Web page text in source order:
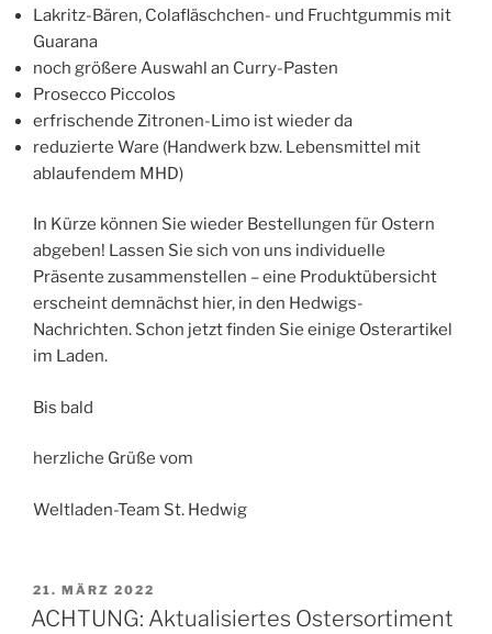
Lakritz-Bären, Colafläschchen- und Fruchtgummis mit
Guarana
noch größere Auswahl an Curry-Pasten
Prosecco Piccolos
erfrischende Zitronen-Limo ist wieder da
reduzierte Ware (Handwerk bzw. Lebensmittel mit
ablaufendem MHD)
In Kürze können Sie wieder Bestellungen für Ostern
abgeben! Lassen Sie sich von uns individuelle
Präsente zusammenstellen – eine Produktübersicht
erscheint demnächst hier, in den Hedwigs-
Nachrichten. Schon jetzt finden Sie einige Osterartikel
im Laden.
Bis bald
herzliche Grüße vom
Weltladen-Team St. Hedwig
VERÖFFENTLICHT
AM
21. MÄRZ 2022
ACHTUNG: Aktualisiertes Ostersortiment